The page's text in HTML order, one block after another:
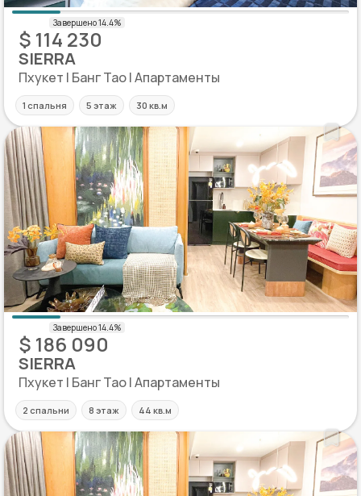
$ 114 230
SIERRA
Пхукет | Банг Тао | Апартаменты
1 спальня 5 этаж 30 кв.м
$ 186 090
SIERRA
Пхукет | Банг Тао | Апартаменты
2 спальни 8 этаж 44 кв.м